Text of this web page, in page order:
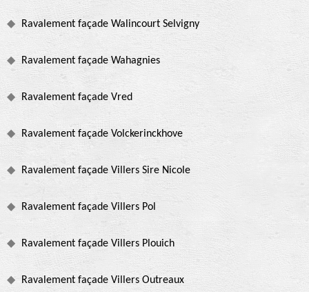
Ravalement façade Walincourt Selvigny
Ravalement façade Wahagnies
Ravalement façade Vred
Ravalement façade Volckerinckhove
Ravalement façade Villers Sire Nicole
Ravalement façade Villers Pol
Ravalement façade Villers Plouich
Ravalement façade Villers Outreaux